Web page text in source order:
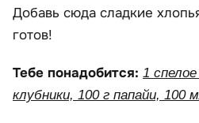
Добавь сюда сладкие
готов!
Тебе понадобится: 1
клубники, 100 г папайи, 100